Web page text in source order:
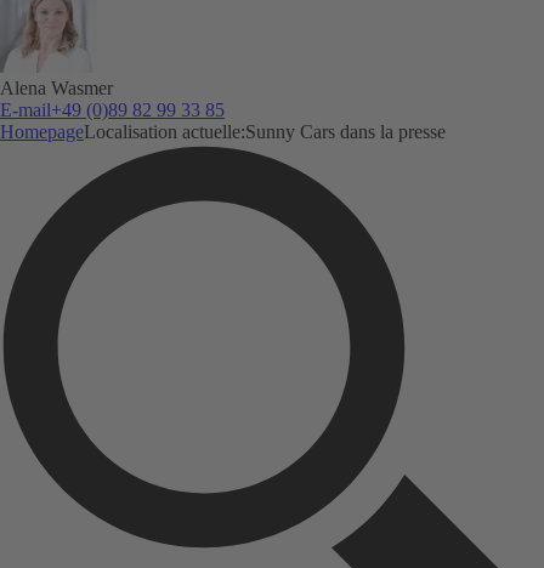
Alena Wasmer
E-mail+49 (0)89 82 99 33 85
HomepageLocalisation actuelle:Sunny Cars dans la presse